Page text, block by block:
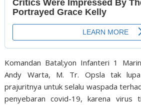
Komandan Batal;yon Infanteri 1
Andy Warta, M. Tr. Opsla tak lupa
prajuritnya untuk selalu waspada
penyebaran covid-19, karena virus